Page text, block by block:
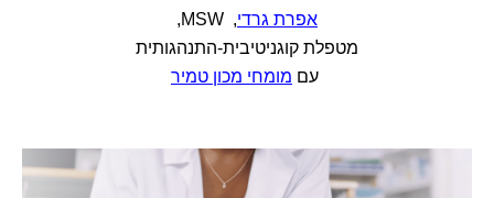
אפרת גרדי, MSW,
מטפלת קוגניטיבית-התנהגותית
עם מומחי מכון טמיר